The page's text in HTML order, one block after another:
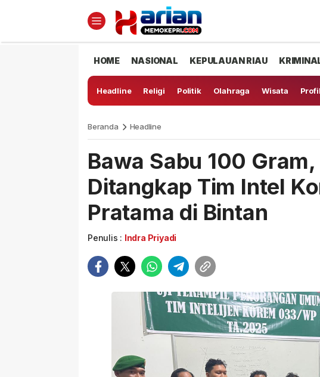
HOME NASIONAL KEPULAUAN RIAU
Headline Religi Politik Olahraga Wisata Profil
Beranda Headline
Bawa Sabu 100
Ditangkap Tim Intel
Pratama di Bintan
Penulis : Indra Priyadi